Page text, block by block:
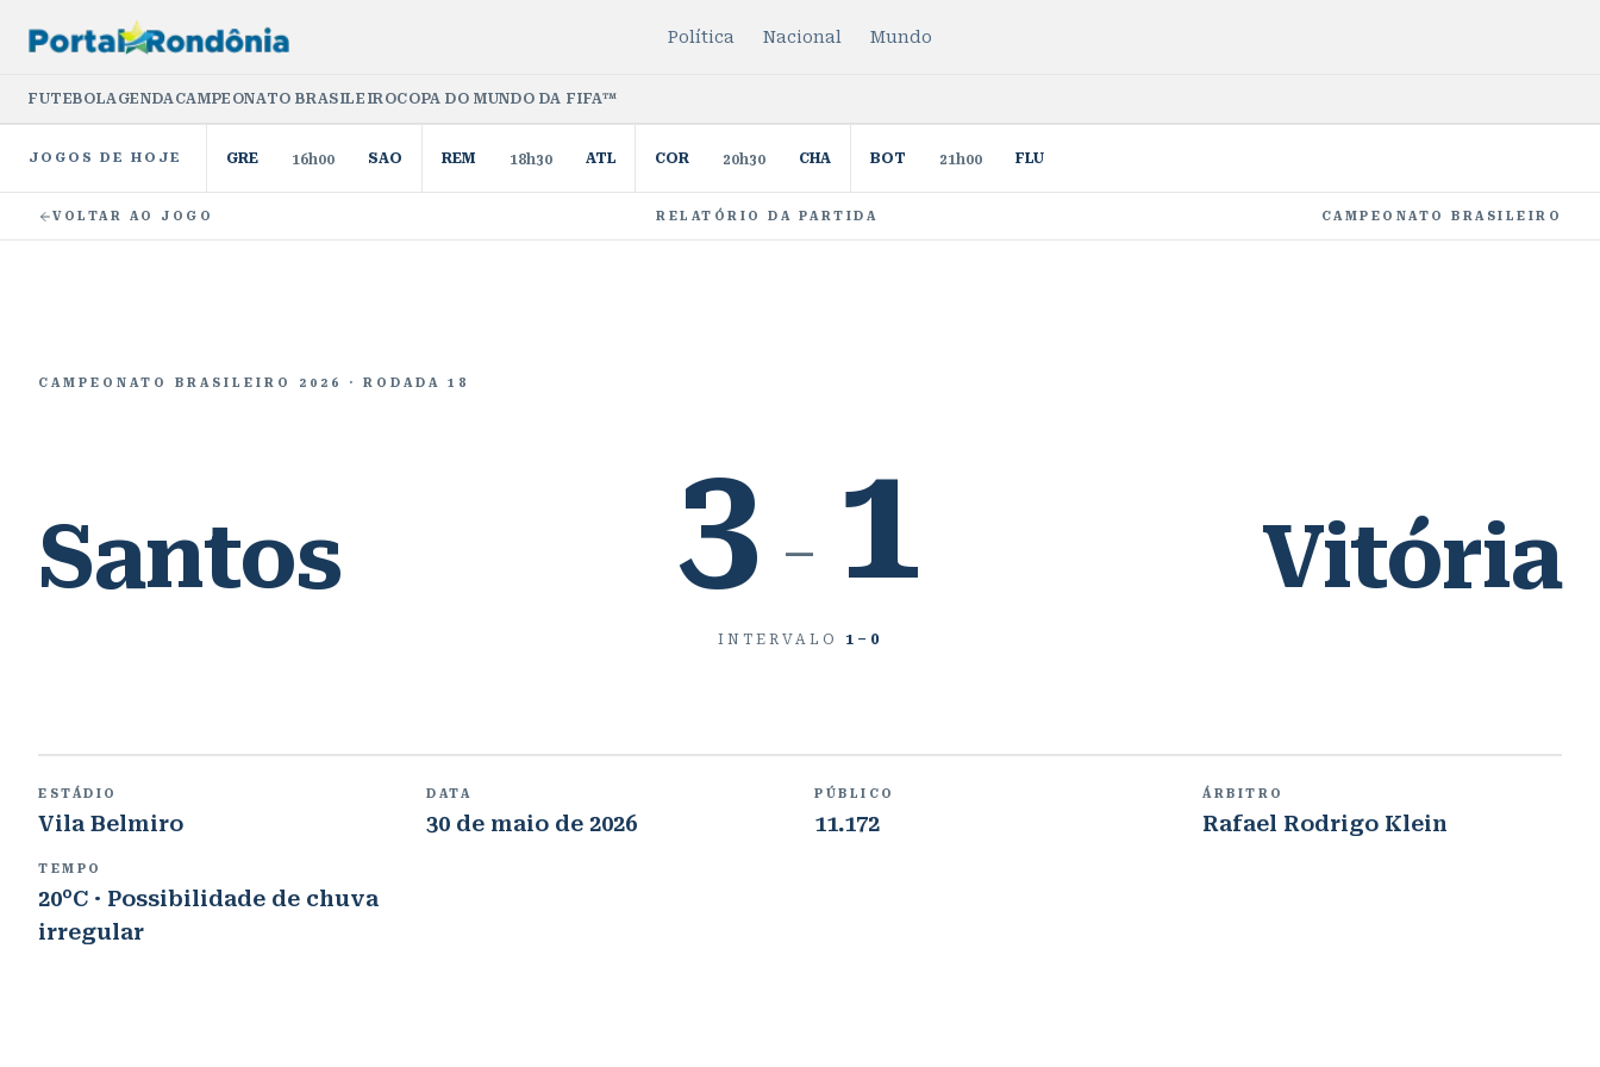
Política Nacional Mundo
FUTEBOLAGENDACAMPEONATO BRASILEIROCOPA DO MUNDO DA FIFA™
JOGOS DE HOJE GRE 16h00 SAO REM 18h30 ATL COR 20h30 CHA BOT 21h00 FLU
VOLTAR AO JOGO RELATÓRIO DA PARTIDA CAMPEONATO BRASILEIRO
CAMPEONATO BRASILEIRO 2026 · RODADA 18
Santos 3 – 1 Vitória
INTERVALO 1 – 0
ESTÁDIO
Vila Belmiro
DATA
30 de maio de 2026
PÚBLICO
11.172
ÁRBITRO
Rafael Rodrigo Klein
TEMPO
20°C · Possibilidade de chuva
irregular